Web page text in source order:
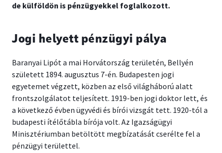
de külföldön is pénzügyekkel foglalkozott.
Jogi helyett pénzügyi pálya
Baranyai Lipót a mai Horvátország területén, Bellyén
született 1894. augusztus 7-én. Budapesten jogi
egyetemet végzett, közben az első világháború alatt
frontszolgálatot teljesített. 1919-ben jogi doktor lett, és
a következő évben ügyvédi és bírói vizsgát tett. 1920-tól a
budapesti ítélőtábla bírója volt. Az Igazságügyi
Minisztériumban betöltött megbízatását cserélte fel a
pénzügyi területtel.